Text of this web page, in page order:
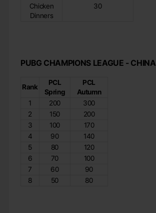
Chicken
Dinners
30
PUBG CHAMPIONS LEAGUE - CHINA
Rank
PCL
Spring
PCL
Autumn
1
200
300
2
150
200
3
100
170
4
90
140
5
80
120
6
70
100
7
60
90
8
50 80